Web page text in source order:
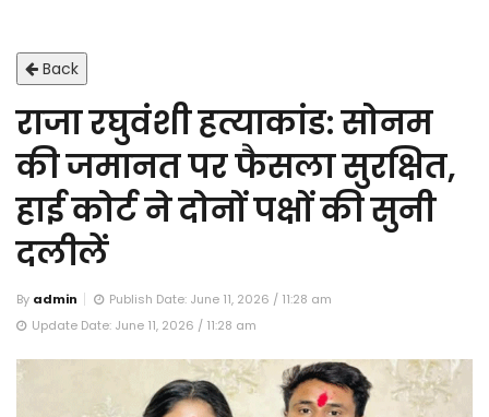
Back
राजा रघुवंशी हत्याकांड: सोनम
की जमानत पर फैसला सुरक्षित,
हाई कोर्ट ने दोनों पक्षों की सुनी
दलीलें
By admin
Publish Date: June 11, 2026 / 11:28 am
Update Date: June 11, 2026 / 11:28 am